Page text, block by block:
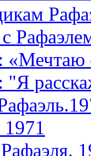
«Мечтаю
"Я
1971